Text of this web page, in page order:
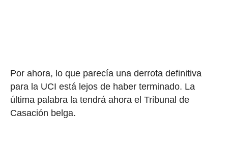
Por ahora, lo que parecía una derrota definitiva
para la UCI está lejos de haber terminado. La
última palabra la tendrá ahora el Tribunal de
Casación belga.